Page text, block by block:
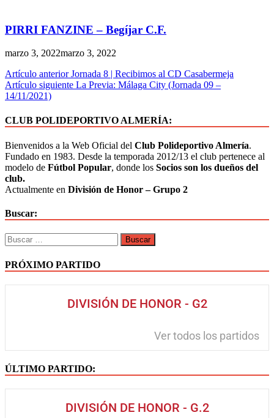
PIRRI FANZINE – Begíjar C.F.
marzo 3, 2022marzo 3, 2022
Artículo anterior Jornada 8 | Recibimos al CD Casabermeja
Artículo siguiente La Previa: Málaga City (Jornada 09 –
14/11/2021)
CLUB POLIDEPORTIVO ALMERÍA:
Bienvenidos a la Web Oficial del Club Polideportivo Almería.
Fundado en 1983. Desde la temporada 2012/13 el club pertenece al
modelo de Fútbol Popular, donde los Socios son los dueños del
club.
Actualmente en División de Honor – Grupo 2
Buscar:
PRÓXIMO PARTIDO
DIVISIÓN DE HONOR - G2
Ver todos los partidos
ÚLTIMO PARTIDO:
DIVISIÓN DE HONOR - G.2